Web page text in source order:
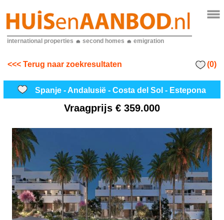
international properties second homes emigration
<<< Terug naar zoekresultaten (0)
Spanje - Andalusië - Costa del Sol - Estepona
Vraagprijs € 359.000